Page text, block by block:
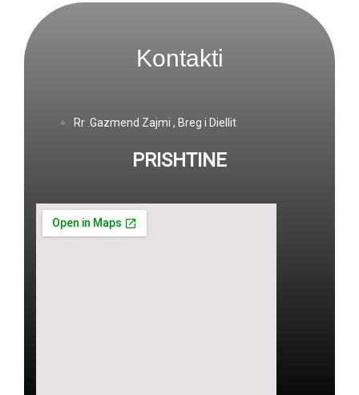
Kontakti
Rr .Gazmend Zajmi , Breg i Diellit
PRISHTINE